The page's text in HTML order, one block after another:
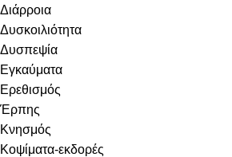
Διάρροια
Δυσκοιλιότητα
Δυσπεψία
Εγκαύματα
Ερεθισμός
Έρπης
Κνησμός
Κοψίματα-εκδορές